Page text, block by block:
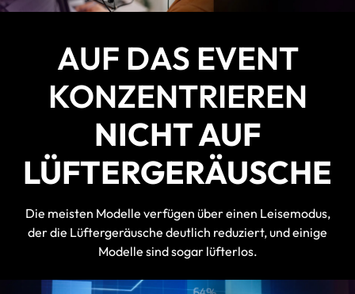
AUF DAS EVENT
KONZENTRIEREN
NICHT AUF
LÜFTERGERÄUSCHE
Die meisten Modelle verfügen über einen Leisemodus,
der die Lüftergeräusche deutlich reduziert, und einige
Modelle sind sogar lüfterlos.